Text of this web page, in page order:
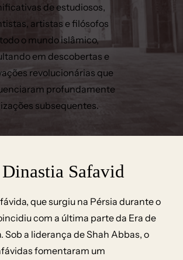
de estudiosos,
artistas e filósofos
o mundo islâmico,
em descobertas e
revolucionárias que
profundamente
subsequentes.
Dinastia Safavid
que surgiu na Pérsia durante o
com a última parte da Era de
Sob a liderança de Shah Abbas, o
fomentaram um